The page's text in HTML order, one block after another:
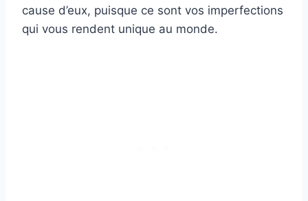
cause d’eux, puisque ce sont vos imperfections
qui vous rendent unique au monde.